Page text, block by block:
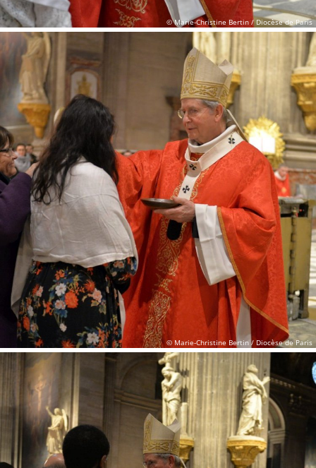
© Marie-Christine Bertin / Diocèse de Paris
© Marie-Christine Bertin / Diocèse de Paris